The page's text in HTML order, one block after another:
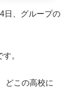
日、グループの
。
どこの高校に